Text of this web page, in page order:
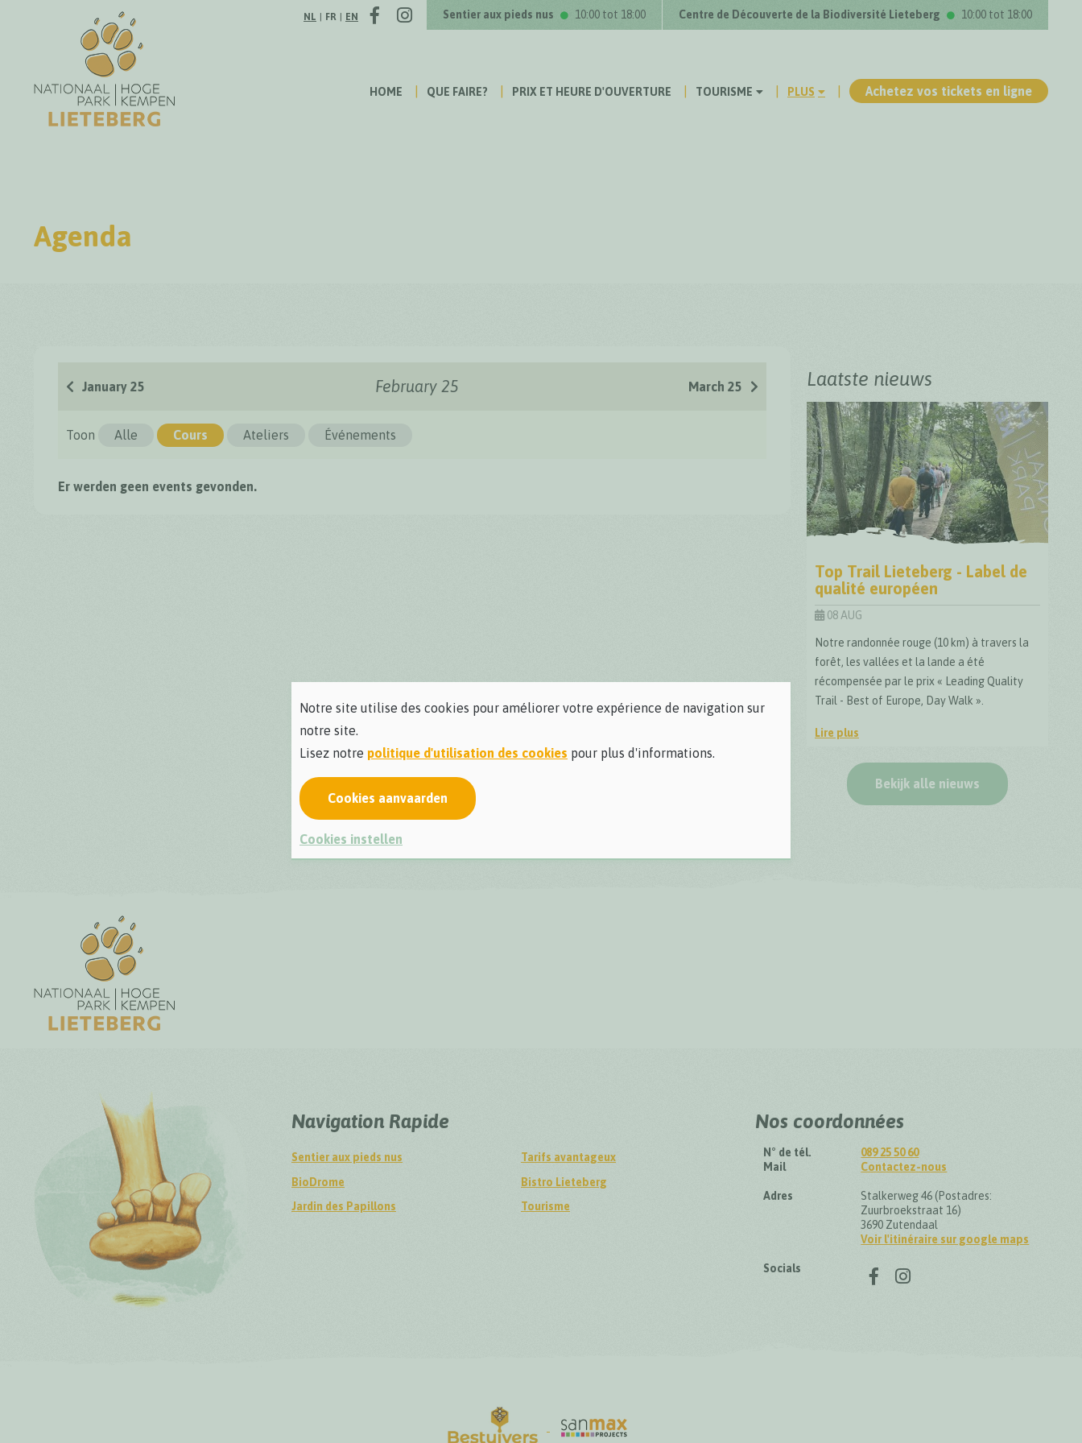
Suivez-nous sur
NL FR EN Facebook
Instagram
Sentier aux pieds nus 10:00 tot 18:00 Centre de Découverte de la Biodiversité Lieteberg 10:00 tot 18:00
HOME QUE FAIRE? PRIX ET HEURE D'OUVERTURE TOURISME PLUS Achetez vos tickets en ligne
Agenda
January 25 February 25 March 25
Toon Alle Cours Ateliers Événements
Er werden geen events gevonden.
Laatste nieuws
Top Trail Lieteberg - Label de
qualité européen
08 AUG
Notre randonnée rouge (10 km) à travers la
forêt, les vallées et la lande a été
récompensée par le prix « Leading Quality
Trail - Best of Europe, Day Walk ».
Lire plus
Bekijk alle nieuws
Navigation Rapide
Sentier aux pieds nus
BioDrome
Jardin des Papillons
Tarifs avantageux
Bistro Lieteberg
Tourisme
Nos coordonnées
N° de tél.
089 25 50 60
Mail
Contactez-nous
Adres
Stalkerweg 46 (Postadres:
Zuurbroekstraat 16)
3690 Zutendaal
Voir l'itinéraire sur google maps
Socials Suivez-nous sur
FacebookInstagram
Notre site utilise des cookies pour améliorer votre expérience de navigation sur
notre site.
Lisez notre politique d'utilisation des cookies pour plus d'informations.
Cookies aanvaarden
Cookies instellen